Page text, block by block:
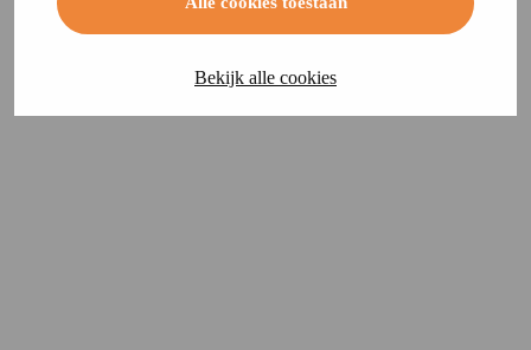
Bekijk alle cookies